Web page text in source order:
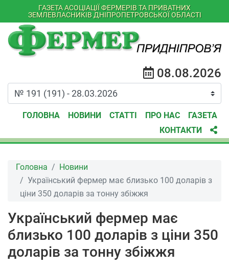
ГАЗЕТА АСОЦІАЦІЇ ФЕРМЕРІВ ТА ПРИВАТНИХ
ЗЕМЛЕВЛАСНИКІВ ДНІПРОПЕТРОВСЬКОЇ ОБЛАСТІ
08.08.2026
ГОЛОВНА НОВИНИ СТАТТІ ПРО НАС
ГАЗЕТА
КОНТАКТИ
Головна
Новини
Український фермер має близько 100 доларів з
ціни 350 доларів за тонну збіжжя
Український фермер має
близько 100 доларів з ціни 350
доларів за тонну збіжжя